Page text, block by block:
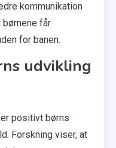
kommunikation
børnene får
for banen.
udvikling
positivt børns
Forskning viser, at